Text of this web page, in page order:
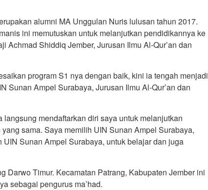
alumni MA Unggulan Nuris lulusan tahun 2017.
ini memutuskan untuk melanjutkan pendidikannya ke
Shiddiq Jember, Jurusan Ilmu Al-Qur’an dan
program S1 nya dengan baik, kini ia tengah menjadi
Sunan Ampel Surabaya, Jurusan Ilmu Al-Qur’an dan
mendaftarkan diri saya untuk melanjutkan
sama. Saya memilih UIN Sunan Ampel Surabaya,
UIN Sunan Ampel Surabaya, untuk belajar dan juga
Darwo Timur. Kecamatan Patrang, Kabupaten Jember ini
sebagai pengurus ma’had.